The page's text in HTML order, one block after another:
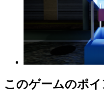
このゲームのポイ